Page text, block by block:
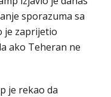
sporazuma sa
je zaprijetio
ako Teheran ne
je rekao da